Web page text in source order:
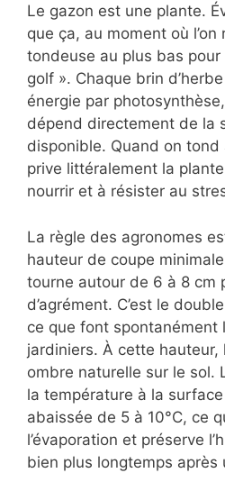
Le gazon est une plante.
que ça, au moment où
tondeuse au plus bas
golf ». Chaque brin
énergie par
dépend directement de la
disponible. Quand on tond
prive littéralement la
nourrir et à résister au
La règle des agronomes
hauteur de coupe
tourne autour de 6 à 8 cm
d’agrément. C’est le
ce que font spontanément
jardiniers. À cette hauteur,
ombre naturelle sur le sol.
la température à la
abaissée de 5 à 10°C, ce
l’évaporation et préserve
bien plus longtemps après